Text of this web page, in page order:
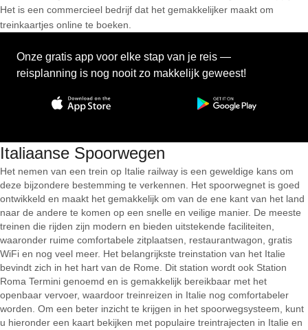
Het is een commercieel bedrijf dat het gemakkelijker maakt om
treinkaartjes online te boeken.
Onze gratis app voor elke stap van je reis —
reisplanning is nog nooit zo makkelijk geweest!
Italiaanse Spoorwegen
Het nemen van een trein op Italie railway is een geweldige kans om
deze bijzondere bestemming te verkennen. Het spoorwegnet is goed
ontwikkeld en maakt het gemakkelijk om van de ene kant van het land
naar de andere te komen op een snelle en veilige manier. De meeste
treinen die rijden zijn modern en bieden uitstekende faciliteiten,
waaronder ruime comfortabele zitplaatsen, restaurantwagon, gratis
WiFi en nog veel meer. Het belangrijkste treinstation van het Italie
bevindt zich in het hart van de Rome. Dit station wordt ook Station
Roma Termini genoemd en is gemakkelijk bereikbaar met het
openbaar vervoer, waardoor treinreizen in Italie nog comfortabeler
worden. Om een beter inzicht te krijgen in het spoorwegsysteem, kunt
u hieronder een kaart bekijken met populaire treintrajecten in Italie en